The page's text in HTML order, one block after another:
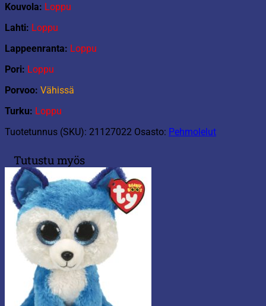
Kouvola: Loppu
Lahti: Loppu
Lappeenranta: Loppu
Pori: Loppu
Porvoo: Vähissä
Turku: Loppu
Tuotetunnus (SKU): 21127022 Osasto: Pehmolelut
Tutustu myös